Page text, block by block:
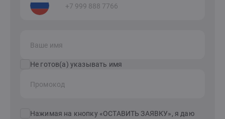
Ваше имя
Не готов(а) указывать имя
Промокод
Нажимая на кнопку «ОСТАВИТЬ ЗАЯВКУ», я даю